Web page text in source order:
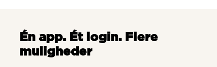
Én app. Ét login. Flere
muligheder